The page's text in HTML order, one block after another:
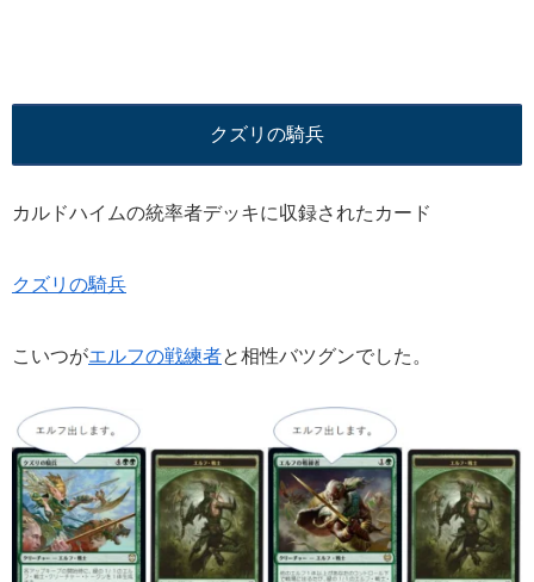
クズリの騎兵
カルドハイムの統率者デッキに収録されたカード
クズリの騎兵
こいつがエルフの戦練者と相性バツグンでした。